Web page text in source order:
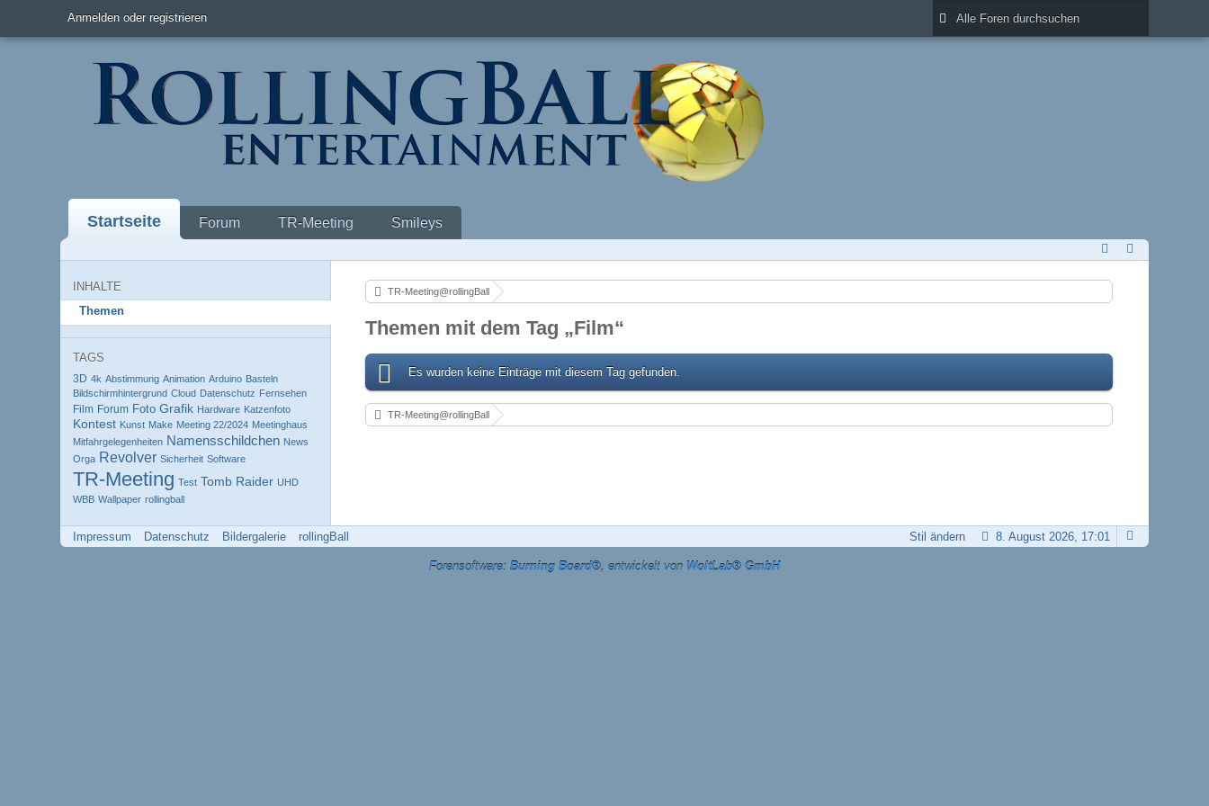
Anmelden oder registrieren
Startseite Forum TR-Meeting Smileys
INHALTE
Themen
TAGS
3D 4k Abstimmung Animation Arduino Basteln
Bildschirmhintergrund Cloud Datenschutz Fernsehen
Film Forum Foto Grafik Hardware Katzenfoto
Kontest Kunst Make Meeting 22/2024 Meetinghaus
Mitfahrgelegenheiten Namensschildchen News
Orga Revolver Sicherheit Software
TR-Meeting Test Tomb Raider UHD
WBB Wallpaper rollingball
TR-Meeting@rollingBall
Themen mit dem Tag „Film“
Es wurden keine Einträge mit diesem Tag gefunden.
TR-Meeting@rollingBall
Impressum Datenschutz Bildergalerie rollingBall 8. August 2026, 17:01
Stil ändern
Forensoftware: Burning Board®, entwickelt von WoltLab® GmbH